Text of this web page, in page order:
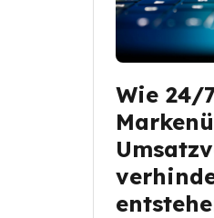
Wie 24/